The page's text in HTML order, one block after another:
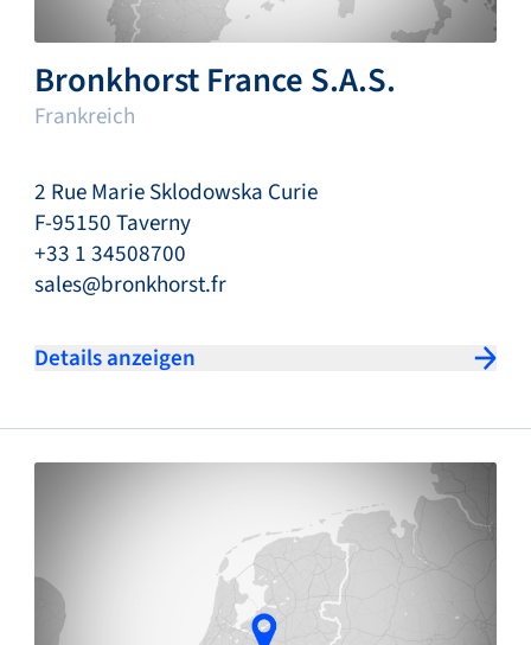
Bronkhorst France S.A.S.
Frankreich
2 Rue Marie Sklodowska Curie
F-95150 Taverny
+33 1 34508700
sales@bronkhorst.fr
Details anzeigen